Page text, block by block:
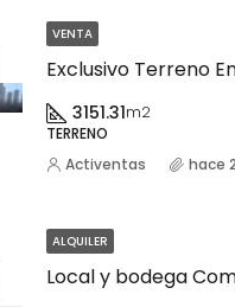
VENTA
3151.31m2
TERRENO
Activentas hace
ALQUILER
Local y bodega